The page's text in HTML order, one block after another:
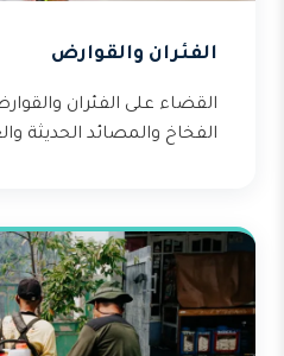
الفئران والقوارض
القضاء على الفئران
الفخاخ والمصائد الحديثة